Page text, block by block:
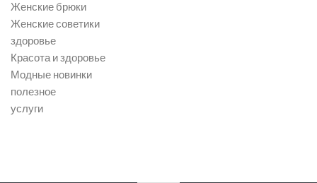
Женские брюки
Женские советики
здоровье
Красота и здоровье
Модные новинки
полезное
услуги